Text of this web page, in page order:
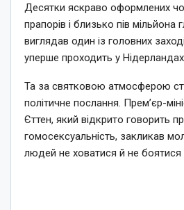
Десятки яскраво оформлених
прапорів і близько пів мільйона
виглядав один із головних
уперше проходить у
Та за святковою атмосферою
політичне послання. Прем’єр-
Єттен, який відкрито говорить
гомосексуальність, закликав
людей не ховатися й не